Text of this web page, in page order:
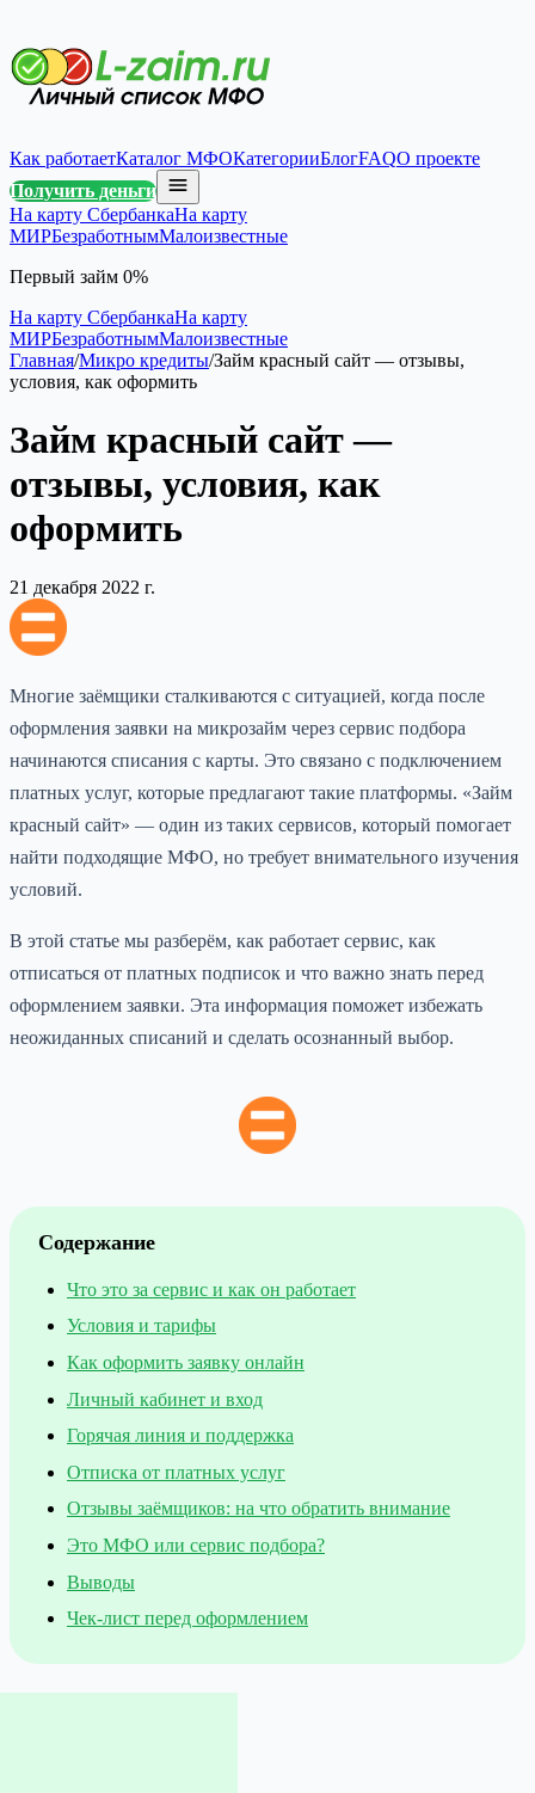
Как работаетКаталог МФОКатегорииБлогFAQО проекте
Получить деньги
На карту СбербанкаНа карту
МИРБезработнымМалоизвестные
Первый займ 0%
На карту СбербанкаНа карту
МИРБезработнымМалоизвестные
Главная/Микро кредиты/Займ красный сайт — отзывы,
условия, как оформить
Займ красный сайт —
отзывы, условия, как
оформить
21 декабря 2022 г.
Многие заёмщики сталкиваются с ситуацией, когда после
оформления заявки на микрозайм через сервис подбора
начинаются списания с карты. Это связано с подключением
платных услуг, которые предлагают такие платформы. «Займ
красный сайт» — один из таких сервисов, который помогает
найти подходящие МФО, но требует внимательного изучения
условий.
В этой статье мы разберём, как работает сервис, как
отписаться от платных подписок и что важно знать перед
оформлением заявки. Эта информация поможет избежать
неожиданных списаний и сделать осознанный выбор.
Содержание
Что это за сервис и как он работает
Условия и тарифы
Как оформить заявку онлайн
Личный кабинет и вход
Горячая линия и поддержка
Отписка от платных услуг
Отзывы заёмщиков: на что обратить внимание
Это МФО или сервис подбора?
Выводы
Чек-лист перед оформлением